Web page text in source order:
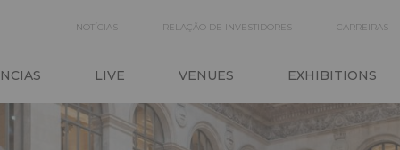
SECONDARY
NAVIGATION
NOTÍCIAS RELAÇÃO DE INVESTIDORES CARREIRAS
LIVE VENUES EXHIBITIONS